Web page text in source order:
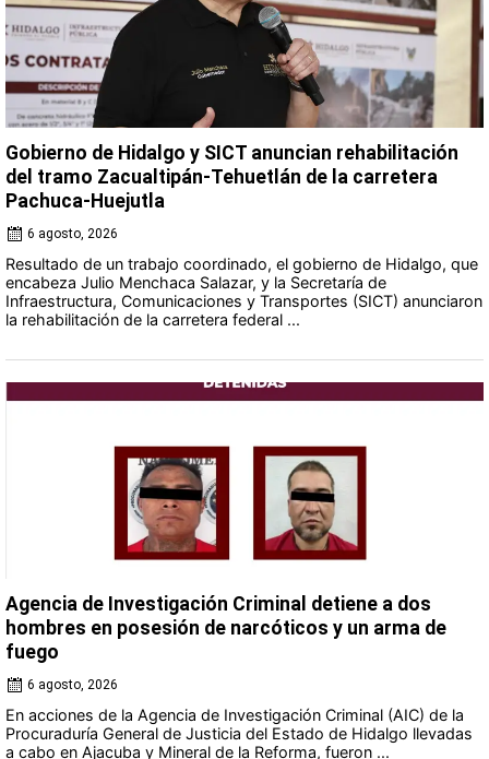
Gobierno de Hidalgo y SICT anuncian rehabilitación
del tramo Zacualtipán-Tehuetlán de la carretera
Pachuca-Huejutla
6 agosto, 2026
Resultado de un trabajo coordinado, el gobierno de Hidalgo, que
encabeza Julio Menchaca Salazar, y la Secretaría de
Infraestructura, Comunicaciones y Transportes (SICT) anunciaron
la rehabilitación de la carretera federal ...
Agencia de Investigación Criminal detiene a dos
hombres en posesión de narcóticos y un arma de
fuego
6 agosto, 2026
En acciones de la Agencia de Investigación Criminal (AIC) de la
Procuraduría General de Justicia del Estado de Hidalgo llevadas
a cabo en Ajacuba y Mineral de la Reforma, fueron ...